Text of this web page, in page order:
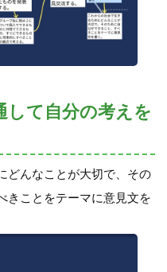
して自分の考えを
どんなことが大切で、その
きことをテーマに意見文を